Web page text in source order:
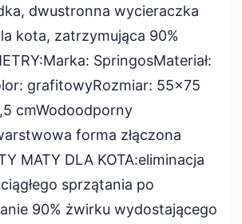
dwustronna wycieraczka
kota, zatrzymująca 90%
SpringosMateriał:
grafitowyRozmiar: 55×75
cmWodoodporny
forma złączona
MATY DLA KOTA:eliminacja
sprzątania po
90% żwirku wydostającego